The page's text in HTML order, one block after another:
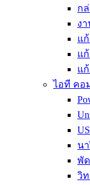
ก
ง
แ
แ
แ
ไอที คอ
น
พั
วิ